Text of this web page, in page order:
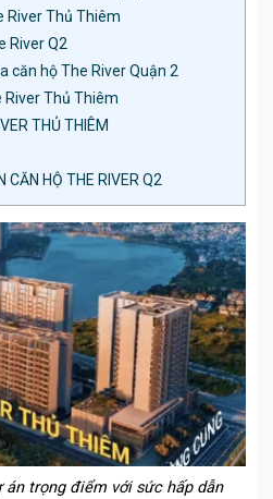
River Thủ Thiêm
River Q2
căn hộ The River Quận 2
River Thủ Thiêm
THỦ THIÊM
CĂN HỘ THE RIVER Q2
án trọng điểm với sức hấp dẫn